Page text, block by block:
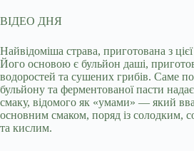
ВІДЕО ДНЯ
Найвідоміша страва, приготована з
Його основою є бульйон даші,
водоростей та сушених грибів. Саме
бульйону та ферментованої пасти
смаку, відомого як «умами» — який
основним смаком, поряд із солодким,
та кислим.